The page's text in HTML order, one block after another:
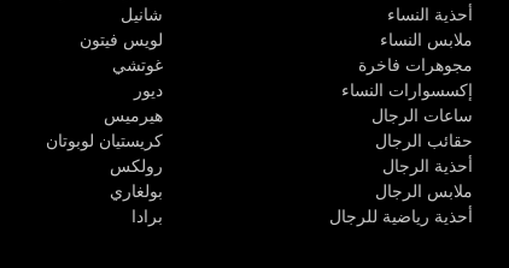
أحذية النساء
ملابس النساء
مجوهرات فاخرة
إكسسوارات النساء
ساعات الرجال
حقائب الرجال
أحذية الرجال
ملابس الرجال
أحذية رياضية للرجال
شانيل
لويس فيتون
غوتشي
ديور
هيرميس
كريستيان لوبوتان
رولكس
بولغاري
برادا